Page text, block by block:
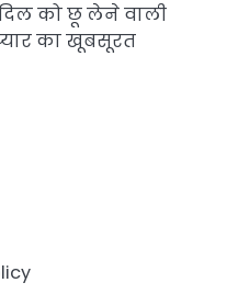
दिल को छू लेने वाली
का खूबसूरत